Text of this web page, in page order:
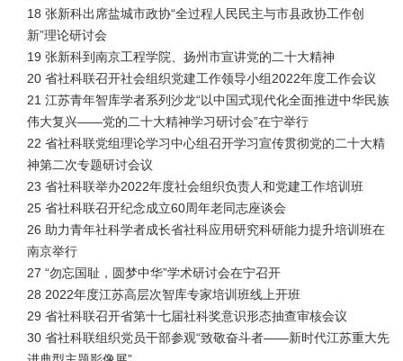
18 张新科出席盐城市政协“全过程人民民主与市县政协工作创
新”理论研讨会
19 张新科到南京工程学院、扬州市宣讲党的二十大精神
20 省社科联召开社会组织党建工作领导小组2022年度工作会议
21 江苏青年智库学者系列沙龙“以中国式现代化全面推进中华民族
伟大复兴——党的二十大精神学习研讨会”在宁举行
22 省社科联党组理论学习中心组召开学习宣传贯彻党的二十大精
神第二次专题研讨会议
23 省社科联举办2022年度社会组织负责人和党建工作培训班
25 省社科联召开纪念成立60周年老同志座谈会
26 助力青年社科学者成长省社科应用研究科研能力提升培训班在
南京举行
27 “勿忘国耻，圆梦中华”学术研讨会在宁召开
28 2022年度江苏高层次智库专家培训班线上开班
29 省社科联召开省第十七届社科奖意识形态抽查审核会议
30 省社科联组织党员干部参观“致敬奋斗者——新时代江苏重大先